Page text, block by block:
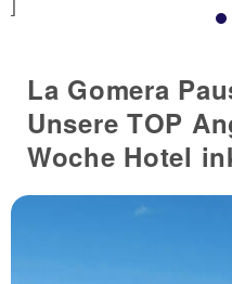
Previous
La Gomera
Unsere TOP
Woche Hotel